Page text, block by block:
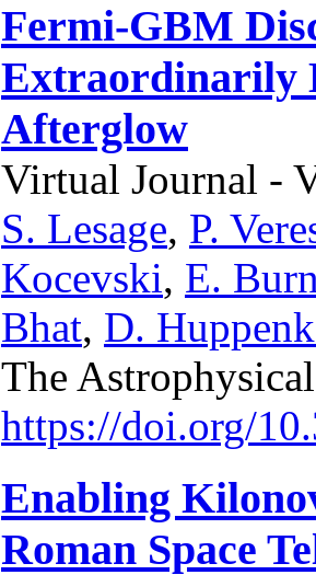
Fermi-GBM
Extraordinarily
Afterglow
Virtual Journal -
S. Lesage, P.
Kocevski, E.
Bhat, D.
The
https://doi.org/
Enabling
Roman Space